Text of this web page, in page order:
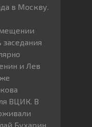
в Москву.
и Лев
ВЦИК. В
Бухарин,